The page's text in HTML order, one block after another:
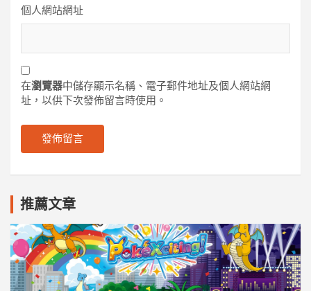
個人網站網址
在瀏覽器中儲存顯示名稱、電子郵件地址及個人網站網
址，以供下次發佈留言時使用。
推薦文章